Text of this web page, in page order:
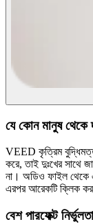
যে কোন মানুষ
VEED কৃত্রিম
করে, তাই দুঃখের সাথে
না। অডিও ফাইল থেকে
এরপর আরেকটি ক্লিক
বেশ পারফেক্ট